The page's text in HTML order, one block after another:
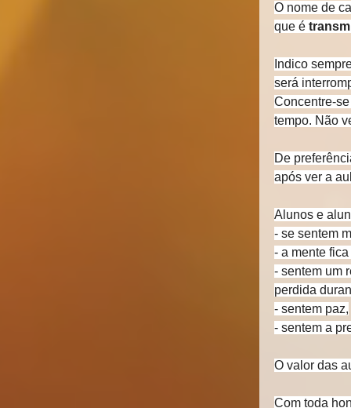
O nome de
que é
Indico
será
Concentre-
tempo. Não
De
após ver a
Alunos e
- se sentem
- a mente
- sentem um
perdida
- sentem paz,
- sentem a
O valor das
Com toda